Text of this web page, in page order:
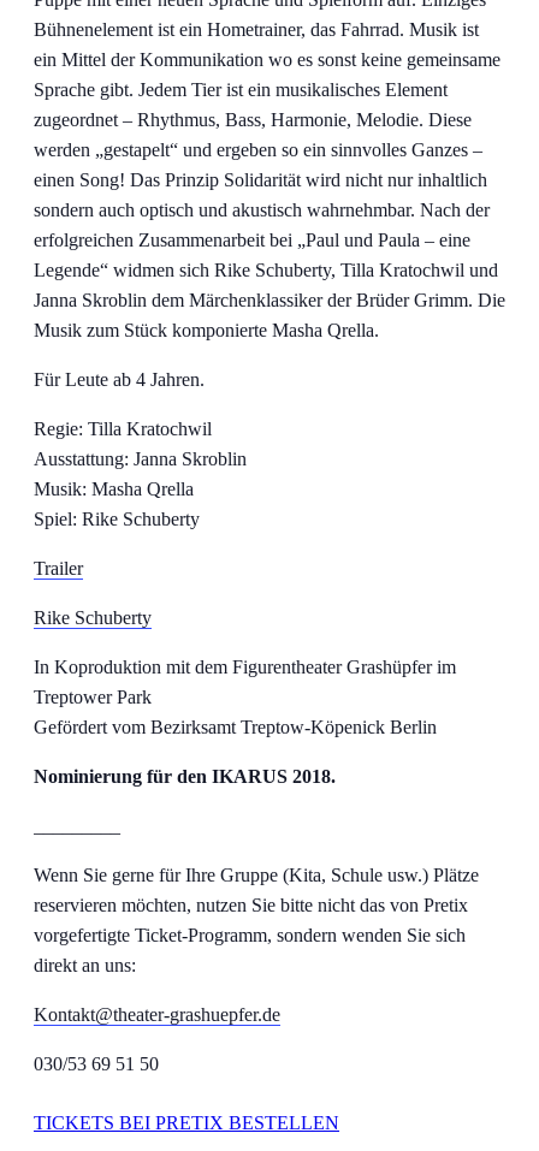
Bühnenelement ist ein Hometrainer, das Fahrrad. Musik ist
ein Mittel der Kommunikation wo es sonst keine gemeinsame
Sprache gibt. Jedem Tier ist ein musikalisches Element
zugeordnet – Rhythmus, Bass, Harmonie, Melodie. Diese
werden „gestapelt“ und ergeben so ein sinnvolles Ganzes –
einen Song! Das Prinzip Solidarität wird nicht nur inhaltlich
sondern auch optisch und akustisch wahrnehmbar. Nach der
erfolgreichen Zusammenarbeit bei „Paul und Paula – eine
Legende“ widmen sich Rike Schuberty, Tilla Kratochwil und
Janna Skroblin dem Märchenklassiker der Brüder Grimm. Die
Musik zum Stück komponierte Masha Qrella.
Für Leute ab 4 Jahren.
Regie: Tilla Kratochwil
Ausstattung: Janna Skroblin
Musik: Masha Qrella
Spiel: Rike Schuberty
Trailer
Rike Schuberty
In Koproduktion mit dem Figurentheater Grashüpfer im
Treptower Park
Gefördert vom Bezirksamt Treptow-Köpenick Berlin
Nominierung für den IKARUS 2018.
Wenn Sie gerne für Ihre Gruppe (Kita, Schule usw.) Plätze
reservieren möchten, nutzen Sie bitte nicht das von Pretix
vorgefertigte Ticket-Programm, sondern wenden Sie sich
direkt an uns:
Kontakt@theater-grashuepfer.de
030/53 69 51 50
TICKETS BEI PRETIX BESTELLEN